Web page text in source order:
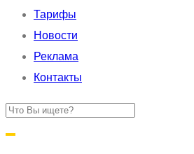
Тарифы
Новости
Реклама
Контакты